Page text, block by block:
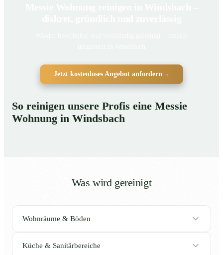
Jetzt kostenloses Angebot anfordern→
So reinigen unsere Profis eine Messie
Wohnung in Windsbach
Was wird gereinigt
Wohnräume & Böden
Küche & Sanitärbereiche